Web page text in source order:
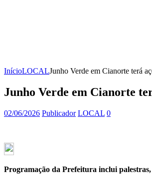
InícioLOCALJunho Verde em Cianorte terá
Junho Verde em Cianorte
02/06/2026 Publicador LOCAL 0
Programação da Prefeitura inclui